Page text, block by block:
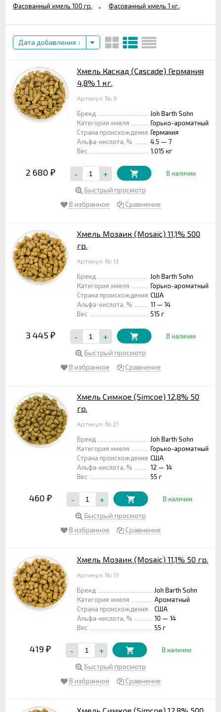
Фасованный хмель 100 гр.
Фасованный хмель 1 кг.
Дата добавления
Хмель Каскад (Cascade) Германия
4,8% 1 кг.
Артикул: № 9
Бренд
Joh Barth Sohn
Категория хмеля
Горько-ароматный
Страна происхождения Германия
Альфа-кислота, %
4.5 — 7
Вес
1.015 кг
2 680 ₽ - + В наличии
Быстрый просмотр
В избранное
Сравнение
Хмель Мозаик (Mosaic) 11,1% 500
гр.
Артикул: № 13
Бренд
Joh Barth Sohn
Категория хмеля
Горько-ароматный
Страна происхождения США
Альфа-кислота, %
11 — 14
Вес
515 г
3 445 ₽ - + В наличии
Быстрый просмотр
В избранное
Сравнение
Хмель Симкое (Simcoe) 12,8% 50
гр.
Артикул: № 21
Бренд
Joh Barth Sohn
Категория хмеля
Горько-ароматный
Страна происхождения США
Альфа-кислота, %
12 — 14
Вес
55 г
460 ₽ - + В наличии
Быстрый просмотр
В избранное
Сравнение
Хмель Мозаик (Mosaic) 11,1% 50 гр.
Артикул: № 13
Бренд
Joh Barth Sohn
Категория хмеля
Ароматный
Страна происхождения
США
Альфа-кислота, %
10 — 14
Вес
55 г
419 ₽ - + В наличии
Быстрый просмотр
В избранное
Сравнение